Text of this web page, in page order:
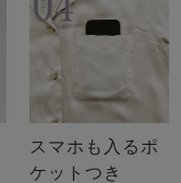
スマホも入るポ
ケットつき